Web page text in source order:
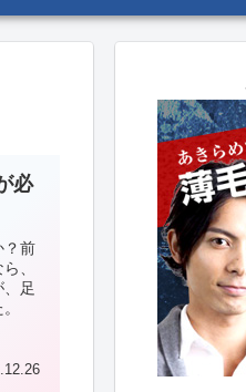
必
？前
、
足